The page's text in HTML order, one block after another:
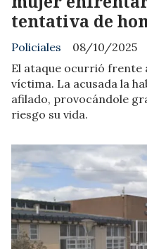
tentativa de
Policiales
08/10/2025
El ataque ocurrió frente
víctima. La acusada la
afilado, provocándole
riesgo su vida.